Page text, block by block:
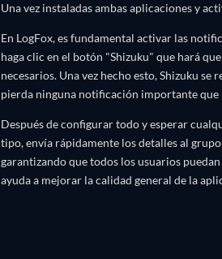
Una vez instaladas ambas aplicaciones y
En LogFox, es fundamental activar las
haga clic en el botón "Shizuku" que hará
necesarios. Una vez hecho esto, Shizuku
pierda ninguna notificación importante
Después de configurar todo y esperar
tipo, envía rápidamente los detalles al
garantizando que todos los usuarios
ayuda a mejorar la calidad general de la